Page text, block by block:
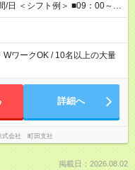
00～
働8時
ワークOK / 10名以上の大量
詳細へ
式会社 町田支社
掲載日：2026.08.02